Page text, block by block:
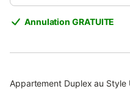
Annulation GRATUITE
Appartement Duplex au Style